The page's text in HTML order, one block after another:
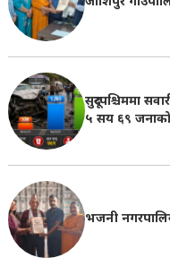
सुदूरपश्चिममा
५ सय ६९
भजनी